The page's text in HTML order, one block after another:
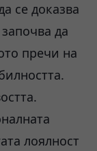
се доказва
да
пречи на
лоялност